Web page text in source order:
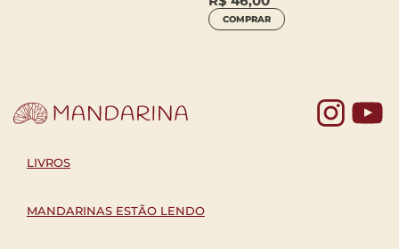
COMPRAR
LIVROS
MANDARINAS ESTÃO LENDO